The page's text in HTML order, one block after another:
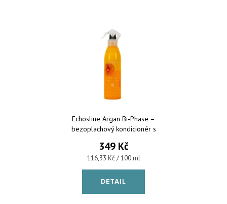
Echosline Argan Bi-Phase –
bezoplachový kondicionér s
349 Kč
Měrná cena:
116,33 Kč / 100 ml
DETAIL